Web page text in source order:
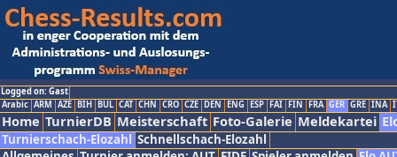
Logged on: Gast
Arabic ARM AZE BIH BUL CAT CHN CRO CZE DEN ENG ESP FAI FIN FRA GER GRE INA
Home TurnierDB Meisterschaft Foto-Galerie Meldekartei
Turnierschach-Elozahl Schnellschach-Elozahl